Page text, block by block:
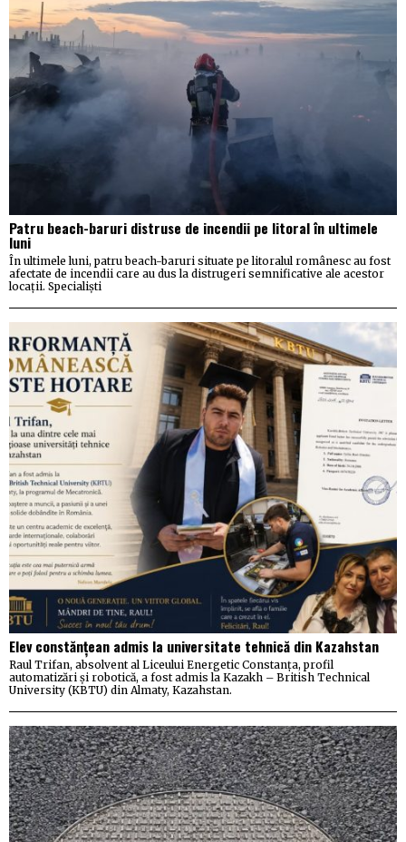
Patru beach-baruri distruse de incendii pe litoral în ultimele
luni
În ultimele luni, patru beach-baruri situate pe litoralul românesc au fost
afectate de incendii care au dus la distrugeri semnificative ale acestor
locații. Specialiști
Elev constănțean admis la universitate tehnică din Kazahstan
Raul Trifan, absolvent al Liceului Energetic Constanța, profil
automatizări și robotică, a fost admis la Kazakh – British Technical
University (KBTU) din Almaty, Kazahstan.